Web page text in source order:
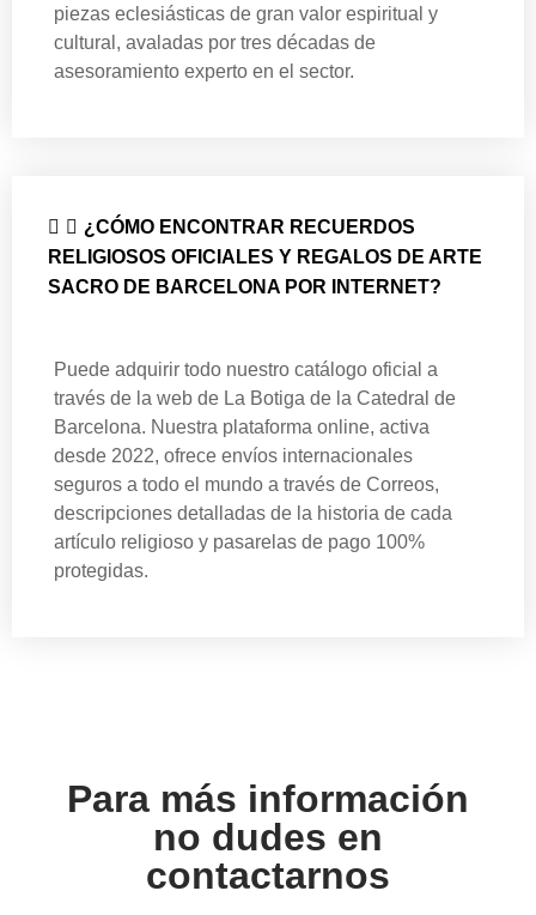
piezas eclesiásticas de gran valor espiritual y
cultural, avaladas por tres décadas de
asesoramiento experto en el sector.
¿CÓMO ENCONTRAR RECUERDOS
RELIGIOSOS OFICIALES Y REGALOS DE ARTE
SACRO DE BARCELONA POR INTERNET?
Puede adquirir todo nuestro catálogo oficial a
través de la web de La Botiga de la Catedral de
Barcelona. Nuestra plataforma online, activa
desde 2022, ofrece envíos internacionales
seguros a todo el mundo a través de Correos,
descripciones detalladas de la historia de cada
artículo religioso y pasarelas de pago 100%
protegidas.
Para más información
no dudes en
contactarnos